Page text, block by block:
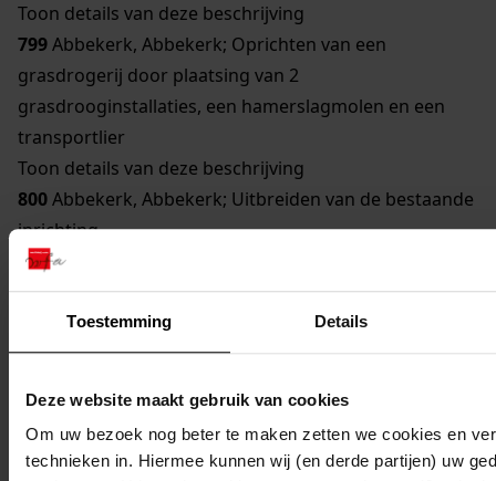
Toestemming Details
Deze website maakt gebruik van cookies
Om uw bezoek nog beter te maken zetten we cookies en
technieken in. Hiermee kunnen wij (en derde partijen) uw
Toon details van deze beschrijving
799Abbekerk, Abbekerk; Oprichten van een
grasdrogerij door plaatsing van 2
grasdrooginstallaties, een hamerslagmolen en een
transportlier
Toon details van deze beschrijving
800Abbekerk, Abbekerk; Uitbreiden van de bestaande
inrichting
Toon details van deze beschrijving
801Abbekerk, Abbekerk; Uitbreiden en veranderen
van de inrichting van een grasdrogerij door plaatsing
van een hakselmachine
Abbekerk, Lambertschaag; Uitbreiden van een
ondergrondse gasoliebewaarplaats